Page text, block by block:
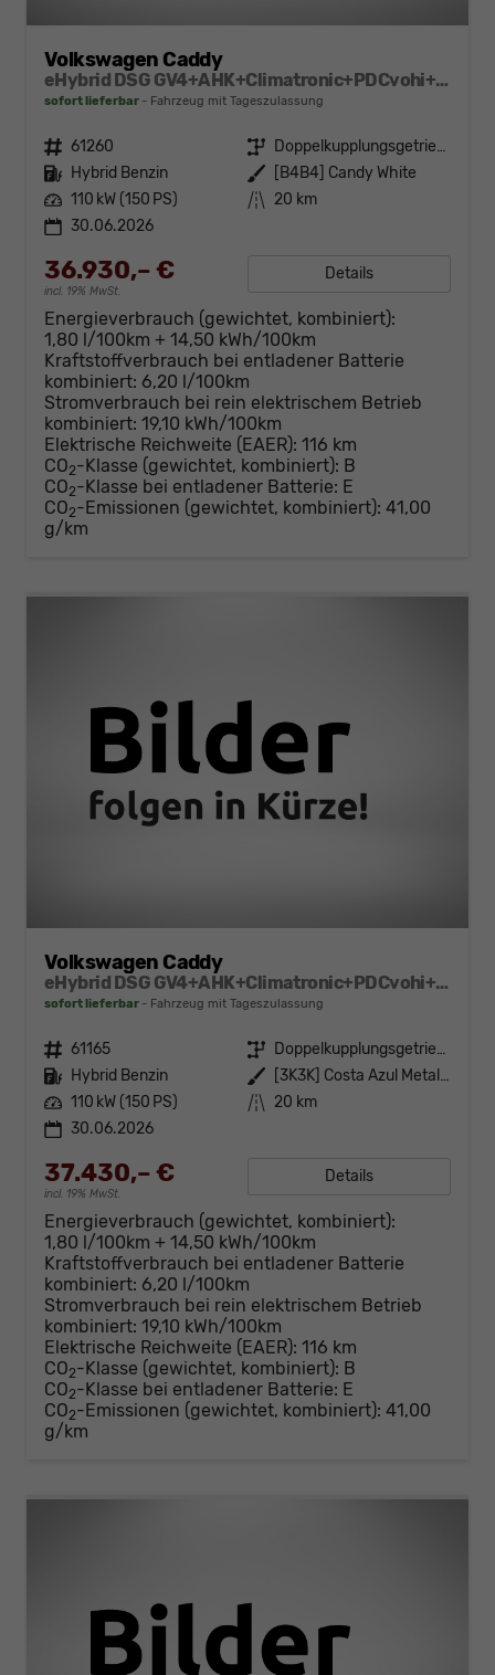
Volkswagen Caddy
eHybrid DSG GV4+AHK+Climatronic+PDCvohi+Cam+Regensens.+AppConnect
sofort lieferbar Fahrzeug mit Tageszulassung
Fahrzeugnr. 61260 Getriebe
Doppelkupplungsgetriebe (DSG)
Kraftstoff Hybrid Benzin Außenfarbe
[B4B4] Candy White
Leistung 110 kW (150 PS) Kilometerstand 20 km
30.06.2026
36.930,– €
incl. 19% MwSt.
Details
Energieverbrauch (gewichtet, kombiniert):
1,80 l/100km + 14,50 kWh/100km
Kraftstoffverbrauch bei entladener Batterie
kombiniert: 6,20 l/100km
Stromverbrauch bei rein elektrischem Betrieb
kombiniert: 19,10 kWh/100km
Elektrische Reichweite (EAER): 116 km
CO2-Klasse (gewichtet, kombiniert): B
CO2-Klasse bei entladener Batterie: E
CO2-Emissionen (gewichtet, kombiniert): 41,00
g/km
Volkswagen Caddy
eHybrid DSG GV4+AHK+Climatronic+PDCvohi+Cam+Regensens.+AppConnect
sofort lieferbar Fahrzeug mit Tageszulassung
Fahrzeugnr. 61165 Getriebe
Doppelkupplungsgetriebe (DSG)
Kraftstoff Hybrid Benzin Außenfarbe
[3K3K] Costa Azul Metallic
Leistung 110 kW (150 PS) Kilometerstand 20 km
30.06.2026
37.430,– €
incl. 19% MwSt.
Details
Energieverbrauch (gewichtet, kombiniert):
1,80 l/100km + 14,50 kWh/100km
Kraftstoffverbrauch bei entladener Batterie
kombiniert: 6,20 l/100km
Stromverbrauch bei rein elektrischem Betrieb
kombiniert: 19,10 kWh/100km
Elektrische Reichweite (EAER): 116 km
CO2-Klasse (gewichtet, kombiniert): B
CO2-Klasse bei entladener Batterie: E
CO2-Emissionen (gewichtet, kombiniert): 41,00
g/km